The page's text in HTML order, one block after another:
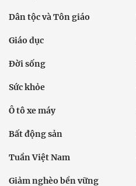
Dân tộc và Tôn giáo
Giáo dục
Đời sống
Sức khỏe
Ô tô xe máy
Bất động sản
Tuần Việt Nam
Giảm nghèo bền vững